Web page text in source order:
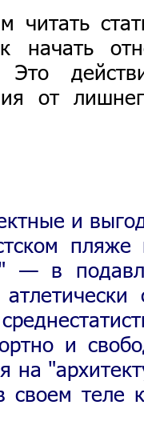
читать
начать
Это
от
и
пляже
— в
и
на
теле